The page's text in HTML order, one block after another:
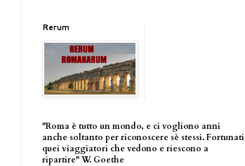
Rerum
"Roma è tutto un mondo, e ci vogliono anni
anche soltanto per riconoscere sè stessi. Fortunati
quei viaggiatori che vedono e riescono a
ripartire" W. Goethe